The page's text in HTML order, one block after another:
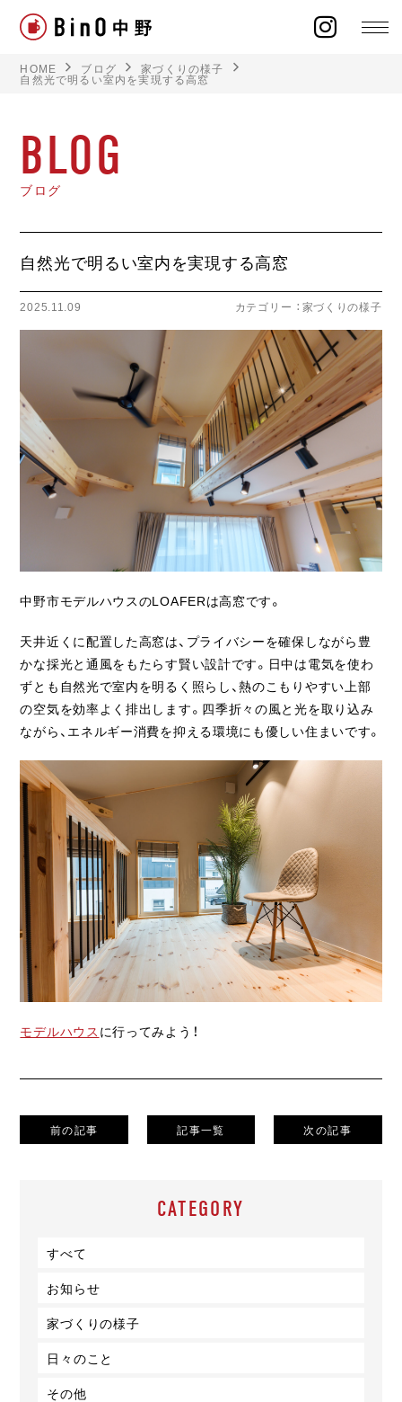
ラインナップ
施工事例
オーナー様の声
モデルハウス
ライフスタイル
クオリティ
お知らせ
採用情報
HOME ブログ 家づくりの様子
自然光で明るい室内を実現する高窓
BLOG
ブログ
自然光で明るい室内を実現する高窓
2025.11.09 カテゴリー ： 家づくりの様子
中野市モデルハウスのLOAFERは高窓です。
天井近くに配置した高窓は、プライバシーを確保しながら豊
かな採光と通風をもたらす賢い設計です。日中は電気を使わ
ずとも自然光で室内を明るく照らし、熱のこもりやすい上部
の空気を効率よく排出します。四季折々の風と光を取り込み
ながら、エネルギー消費を抑える環境にも優しい住まいです。
モデルハウス に行ってみよう！
前の記事 記事一覧 次の記事
CATEGORY
すべて
お知らせ
家づくりの様子
日々のこと
その他